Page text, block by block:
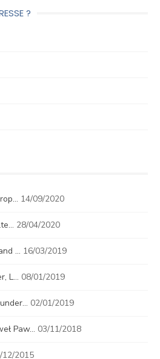
?
14/09/2020
28/04/2020
… 16/03/2019
L… 08/01/2019
02/01/2019
Paw… 03/11/2018
12/2015